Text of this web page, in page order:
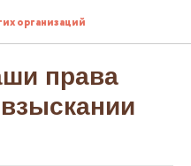
организаций
права